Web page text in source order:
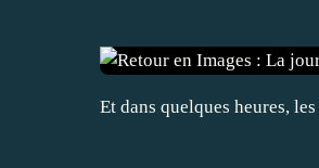
Et dans quelques heures,